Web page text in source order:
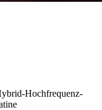
Hochfrequenz-